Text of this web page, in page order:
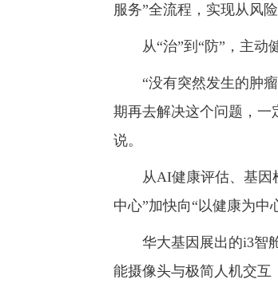
服务”全流程，实现从风
从“治”到“防”，主动
“没有突然发生的肿瘤
期再去解决这个问题，一
说。
从AI健康评估、基因检
中心”加快向“以健康为中
华大基因展出的i3智舱
能摄像头与极简人机交互